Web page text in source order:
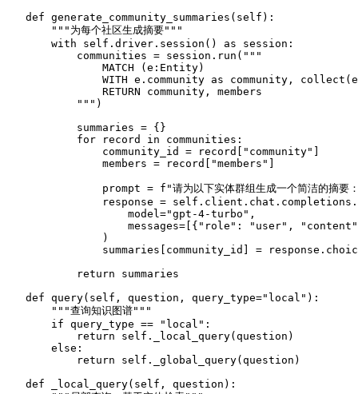
def generate_community_summaries ( self ):
"""为每个社区生成摘要"""
with
self .driver.session() as session:
            communities = session.run(
"""
                MATCH (e:Entity)
WITH e.community as community,
                RETURN community, members
            """
)
            summaries = {}
for record in communities:
                community_id = record[
"community"
                members = record[
"members"
                prompt =
f"请为以下实体群组生成一个简洁的摘要
                response =
self
                    model=
"gpt-4-turbo" ,
                    messages=[{
"role" : "user" ,
"content"
                )
summaries[community_id] =
return summaries
def query( self, question, query_type="local" ):
"""查询知识图谱"""
if query_type == "local" :
return
self ._local_query(question)
else :
return
self ._global_query(question)
def
_local_query( self, question ):